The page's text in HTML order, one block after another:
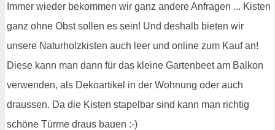
Immer wieder bekommen wir ganz andere Anfragen ... Kisten
ganz ohne Obst sollen es sein! Und deshalb bieten wir
unsere Naturholzkisten auch leer und online zum Kauf an!
Diese kann man dann für das kleine Gartenbeet am Balkon
verwenden, als Dekoartikel in der Wohnung oder auch
draussen. Da die Kisten stapelbar sind kann man richtig
schöne Türme draus bauen :-)